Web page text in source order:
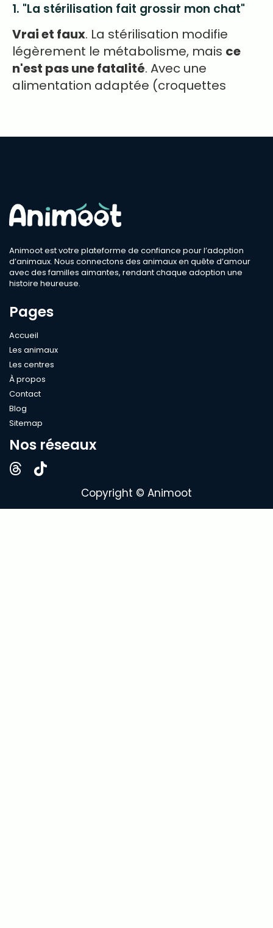
1. "La stérilisation fait grossir mon chat"
Vrai et faux. La stérilisation modifie
légèrement le métabolisme, mais ce
n'est pas une fatalité. Avec une
alimentation adaptée (croquettes
Animoot est votre plateforme de confiance pour l’adoption
d’animaux. Nous connectons des animaux en quête d’amour
avec des familles aimantes, rendant chaque adoption une
histoire heureuse.
Pages
Accueil
Les animaux
Les centres
À propos
Contact
Blog
Sitemap
Nos réseaux
Copyright © Animoot